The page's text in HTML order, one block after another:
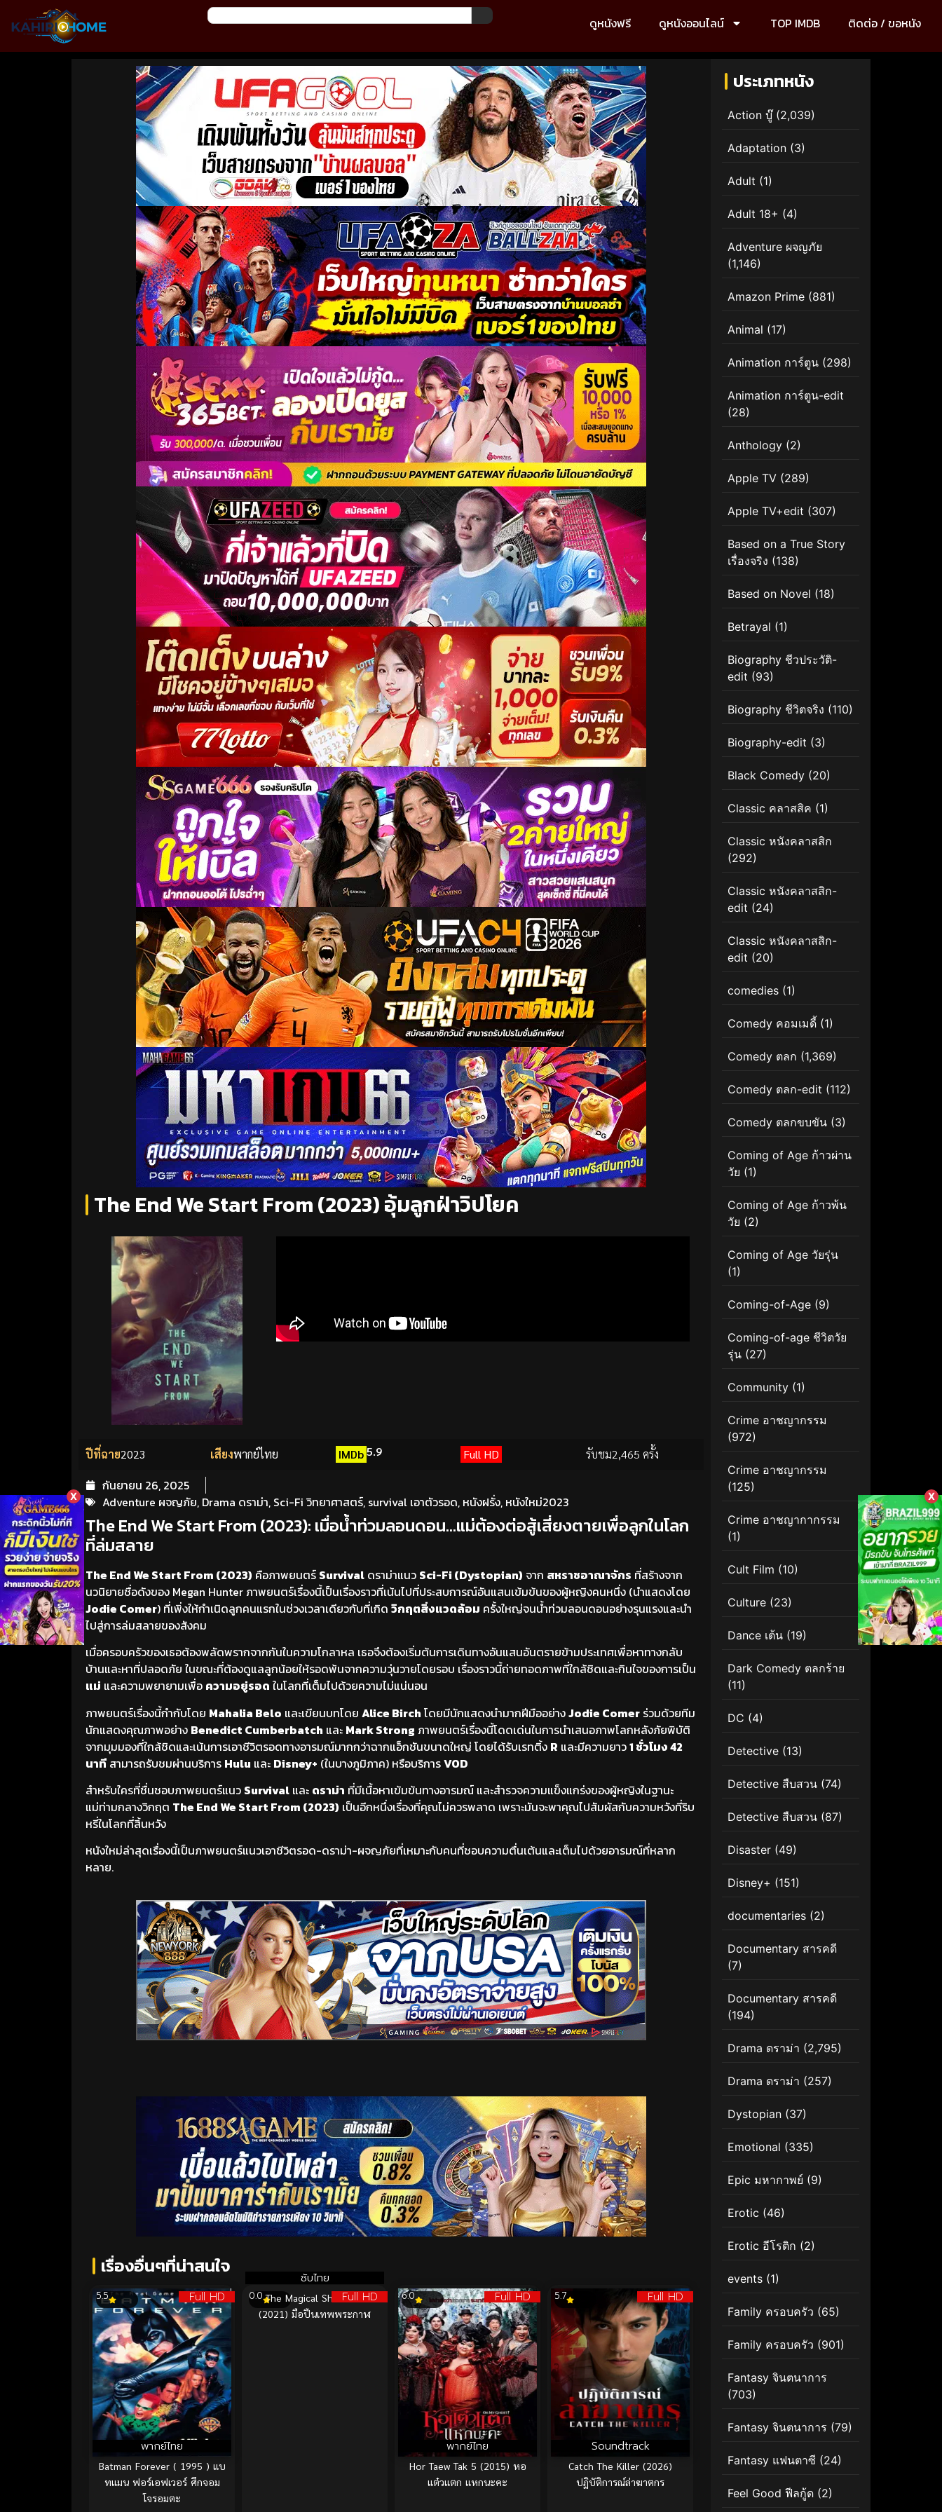
ดูหนังฟรี ดูหนังออนไลน์ TOP IMDB ติดต่อ / ขอหนัง
The End We Start From (2023) อุ้มลูกฝ่าวิปโยค
ปีที่ฉาย2023 เสียงพากย์ไทย IMDb 5.9 Full HD รับชม2,465 ครั้ง
กันยายน 26, 2025
Adventure ผจญภัย, Drama ดราม่า, Sci-Fi วิทยาศาสตร์, survival เอาตัวรอด, หนังฝรั่ง, หนังใหม่2023
The End We Start From (2023): เมื่อน้ำท่วมลอนดอน…แม่ต้องต่อสู้เสี่ยงตายเพื่อลูกในโลก
ที่ล่มสลาย
The End We Start From (2023) คือภาพยนตร์ Survival ดราม่าแนว Sci-Fi (Dystopian) จาก สหราชอาณาจักร ที่สร้างจาก
นวนิยายชื่อดังของ Megan Hunter ภาพยนตร์เรื่องนี้เป็นเรื่องราวที่เน้นไปที่ประสบการณ์อันแสนเข้มข้นของผู้หญิงคนหนึ่ง (นำแสดงโดย
Jodie Comer) ที่เพิ่งให้กำเนิดลูกคนแรกในช่วงเวลาเดียวกับที่เกิด วิกฤตสิ่งแวดล้อม ครั้งใหญ่จนน้ำท่วมลอนดอนอย่างรุนแรงและนำ
ไปสู่การล่มสลายของสังคม
เมื่อครอบครัวของเธอต้องพลัดพรากจากกันในความโกลาหล เธอจึงต้องเริ่มต้นการเดินทางอันแสนอันตรายข้ามประเทศเพื่อหาทางกลับ
บ้านและหาที่ปลอดภัย ในขณะที่ต้องดูแลลูกน้อยให้รอดพ้นจากความวุ่นวายโดยรอบ เรื่องราวนี้ถ่ายทอดภาพที่ใกล้ชิดและกินใจของการเป็น
แม่ และความพยายามเพื่อ ความอยู่รอด ในโลกที่เต็มไปด้วยความไม่แน่นอน
ภาพยนตร์เรื่องนี้กำกับโดย Mahalia Belo และเขียนบทโดย Alice Birch โดยมีนักแสดงนำมากฝีมืออย่างJodie Comer ร่วมด้วยทีม
นักแสดงคุณภาพอย่าง Benedict Cumberbatch และ Mark Strong ภาพยนตร์เรื่องนี้โดดเด่นในการนำเสนอภาพโลกหลังภัยพิบัติ
จากมุมมองที่ใกล้ชิดและเน้นการเอาชีวิตรอดทางอารมณ์มากกว่าฉากแอ็กชันขนาดใหญ่ โดยได้รับเรทติ้ง R และมีความยาว1 ชั่วโมง 42
นาที สามารถรับชมผ่านบริการ Hulu และ Disney+ (ในบางภูมิภาค) หรือบริการVOD
สำหรับใครที่ชื่นชอบภาพยนตร์แนว Survival และ ดราม่า ที่มีเนื้อหาเข้มข้นทางอารมณ์ และสำรวจความแข็งแกร่งของผู้หญิงในฐานะ
แม่ท่ามกลางวิกฤต The End We Start From (2023) เป็นอีกหนึ่งเรื่องที่คุณไม่ควรพลาด เพราะมันจะพาคุณไปสัมผัสกับความหวังที่ริบ
หรี่ในโลกที่สิ้นหวัง
หนังใหม่ล่าสุดเรื่องนี้เป็นภาพยนตร์แนวเอาชีวิตรอด-ดราม่า-ผจญภัยที่เหมาะกับคนที่ชอบความตื่นเต้นและเต็มไปด้วยอารมณ์ที่หลาก
หลาย.
เรื่องอื่นๆที่น่าสนใจ
Full HD
พากย์ไทย
5.5
Batman Forever ( 1995 ) แบ
ทแมน ฟอร์เอฟเวอร์ ศึกจอม
โจรอมตะ
Full HD
ซับไทย
0.0 The Magical Shooters
(2021) มือปืนเทพพระกาฬ
Full HD
พากย์ไทย
6.0
Hor Taew Tak 5 (2015) หอ
แต๋วแตก แหกนะคะ
Full HD
Soundtrack
5.7
Catch The Killer (2026)
ปฏิบัติการณ์ล่าฆาตกร
ประเภทหนัง
Action บู๊(2,039)
Adaptation (3)
Adult (1)
Adult 18+ (4)
Adventure ผจญภัย
(1,146)
Amazon Prime (881)
Animal (17)
Animation การ์ตูน (298)
Animation การ์ตูน-edit
(28)
Anthology (2)
Apple TV (289)
Apple TV+edit (307)
Based on a True Story
เรื่องจริง (138)
Based on Novel (18)
Betrayal (1)
Biography ชีวประวัติ-
edit (93)
Biography ชีวิตจริง (110)
Biography-edit (3)
Black Comedy (20)
Classic คลาสสิค (1)
Classic หนังคลาสสิก
(292)
Classic หนังคลาสสิก-
edit (24)
Classic หนังคลาสสิก-
edit (20)
comedies (1)
Comedy คอมเมดี้ (1)
Comedy ตลก (1,369)
Comedy ตลก-edit (112)
Comedy ตลกขบขัน (3)
Coming of Age ก้าวผ่าน
วัย (1)
Coming of Age ก้าวพ้น
วัย (2)
Coming of Age วัยรุ่น
(1)
Coming-of-Age (9)
Coming-of-age ชีวิตวัย
รุ่น (27)
Community (1)
Crime อาชญากรรม
(972)
Crime อาชญากรรม
(125)
Crime อาชญากากรรม
(1)
Cult Film (10)
Culture (23)
Dance เต้น (19)
Dark Comedy ตลกร้าย
(11)
DC (4)
Detective (13)
Detective สืบสวน (74)
Detective สืบสวน (87)
Disaster (49)
Disney+ (151)
documentaries (2)
Documentary สารคดี
(7)
Documentary สารคดี
(194)
Drama ดราม่า (2,795)
Drama ดราม่า (257)
Dystopian (37)
Emotional (335)
Epic มหากาพย์ (9)
Erotic (46)
Erotic อีโรติก (2)
events (1)
Family ครอบครัว (65)
Family ครอบครัว (901)
Fantasy จินตนาการ
(703)
Fantasy จินตนาการ (79)
Fantasy แฟนตาซี (24)
Feel Good ฟีลกู้ด (2)
X X